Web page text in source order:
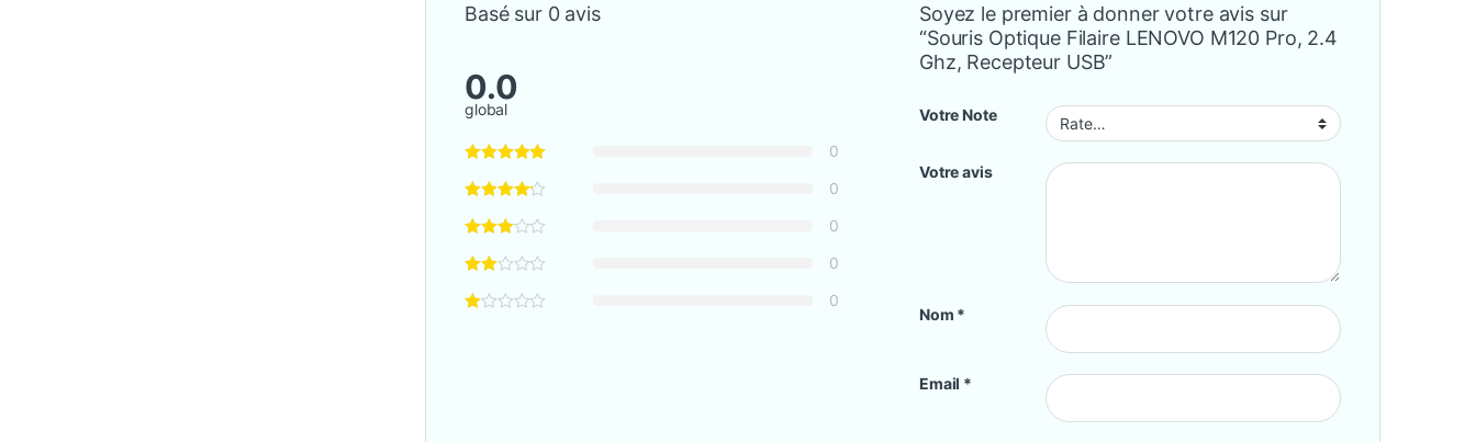
Basé sur 0 avis
0.0
global
0
0
0
0
0
Soyez le premier à donner votre avis sur
“Souris Optique Filaire LENOVO M120 Pro, 2.4
Ghz, Recepteur USB”
Votre Note
Votre avis
Nom *
Email *